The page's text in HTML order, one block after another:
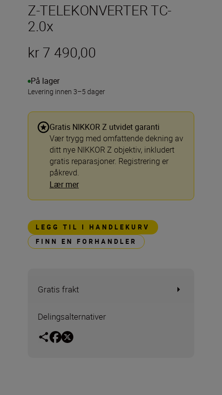
Z-TELEKONVERTER TC-
2.0x
kr 7 490,00
På lager
Levering innen 3–5 dager
Gratis NIKKOR Z utvidet garanti
Vær trygg med omfattende dekning av
ditt nye NIKKOR Z objektiv, inkludert
gratis reparasjoner. Registrering er
påkrevd.
Lær mer
LEGG TIL I HANDLEKURV
FINN EN FORHANDLER
Gratis frakt
Delingsalternativer